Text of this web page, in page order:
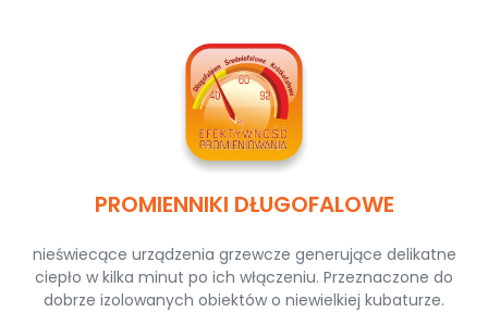
PROMIENNIKI DŁUGOFALOWE
nieświecące urządzenia grzewcze generujące delikatne
ciepło w kilka minut po ich włączeniu. Przeznaczone do
dobrze izolowanych obiektów o niewielkiej kubaturze.